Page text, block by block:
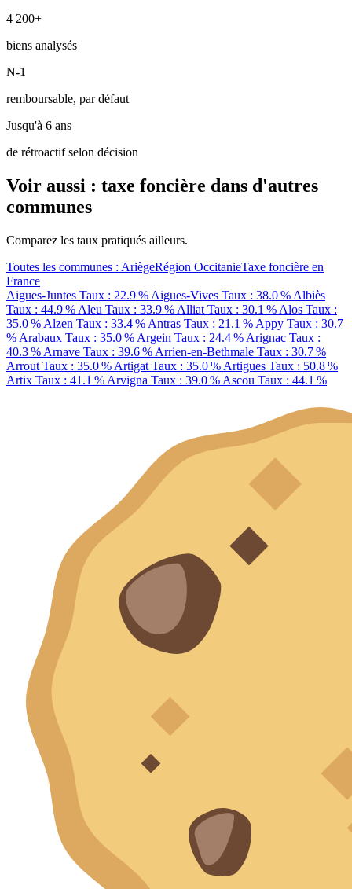
4 200+
biens analysés
N-1
remboursable, par défaut
Jusqu'à 6 ans
de rétroactif selon décision
Voir aussi : taxe foncière dans d'autres
communes
Comparez les taux pratiqués ailleurs.
Toutes les communes : AriègeRégion OccitanieTaxe foncière en
France
Aigues-Juntes Taux : 22.9 % Aigues-Vives Taux : 38.0 % Albiès
Taux : 44.9 % Aleu Taux : 33.9 % Alliat Taux : 30.1 % Alos Taux :
35.0 % Alzen Taux : 33.4 % Antras Taux : 21.1 % Appy Taux : 30.7
% Arabaux Taux : 35.0 % Argein Taux : 24.4 % Arignac Taux :
40.3 % Arnave Taux : 39.6 % Arrien-en-Bethmale Taux : 30.7 %
Arrout Taux : 35.0 % Artigat Taux : 35.0 % Artigues Taux : 50.8 %
Artix Taux : 41.1 % Arvigna Taux : 39.0 % Ascou Taux : 44.1 %